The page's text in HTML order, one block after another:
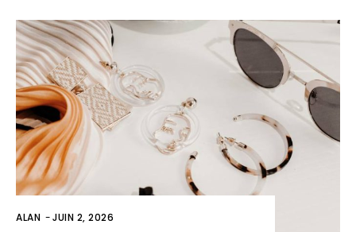
ALAN -JUIN 2, 2026